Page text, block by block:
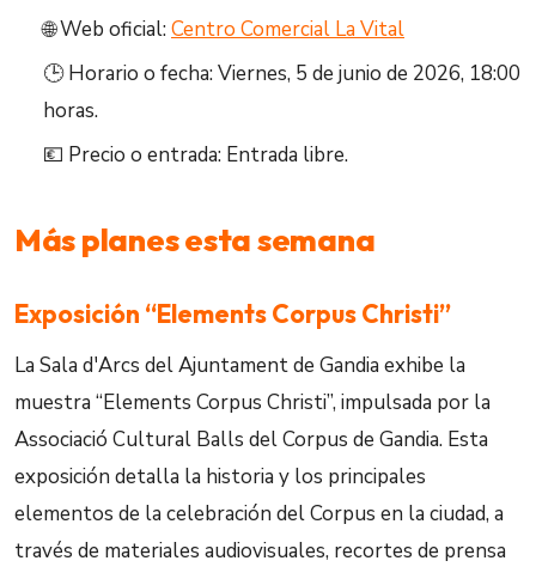
🌐 Web oficial:Centro Comercial La Vital
🕒 Horario o fecha: Viernes, 5 de junio de 2026, 18:00
horas.
💶 Precio o entrada: Entrada libre.
Más planes esta semana
Exposición “Elements Corpus Christi”
La Sala d'Arcs del Ajuntament de Gandia exhibe la
muestra “Elements Corpus Christi”, impulsada por la
Associació Cultural Balls del Corpus de Gandia. Esta
exposición detalla la historia y los principales
elementos de la celebración del Corpus en la ciudad, a
través de materiales audiovisuales, recortes de prensa